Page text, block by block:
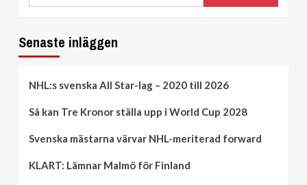
Senaste inläggen
NHL:s svenska All Star-lag – 2020 till 2026
Så kan Tre Kronor ställa upp i World Cup 2028
Svenska mästarna värvar NHL-meriterad forward
KLART: Lämnar Malmö för Finland